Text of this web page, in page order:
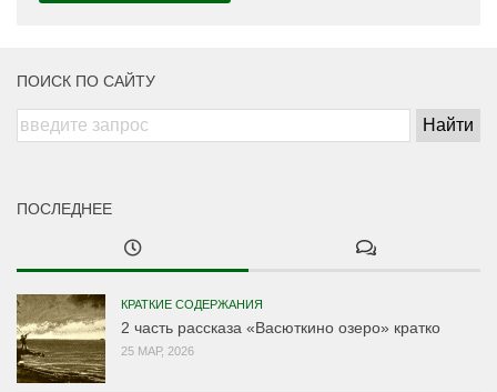
ПОИСК ПО САЙТУ
ПОСЛЕДНЕЕ
КРАТКИЕ СОДЕРЖАНИЯ
2 часть рассказа «Васюткино озеро» кратко
25 МАР, 2026